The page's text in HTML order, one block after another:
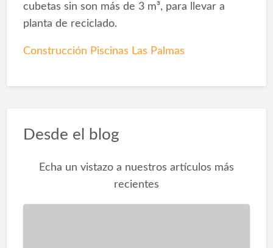
cubetas sin son más de 3 m³, para llevar a
planta de reciclado.
Construcción Piscinas Las Palmas
Desde el blog
Echa un vistazo a nuestros artículos más
recientes